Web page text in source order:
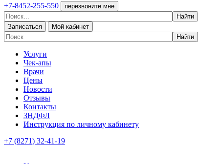
+7-8452-255-550 перезвоните мне
Записаться Мой кабинет
Услуги
Чек-апы
Врачи
Цены
Новости
Отзывы
Контакты
3НДФЛ
Инструкция по личному кабинету
+7 (8271) 32-41-19